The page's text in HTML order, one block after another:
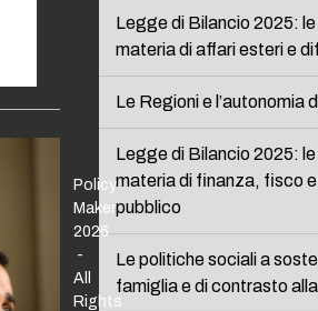
Legge di Bilancio 2025: le
materia di affari esteri e
Le Regioni e l’autonomia
Legge di Bilancio 2025: le
materia di finanza, fisco
pubblico
Le politiche sociali a
famiglia e di contrasto
Policy
Maker
2026
-
All
Rights